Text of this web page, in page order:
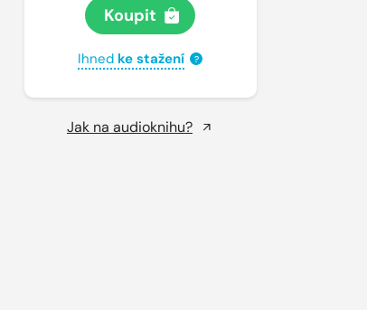
Koupit
Ihned ke stažení ?
Jak na audioknihu?